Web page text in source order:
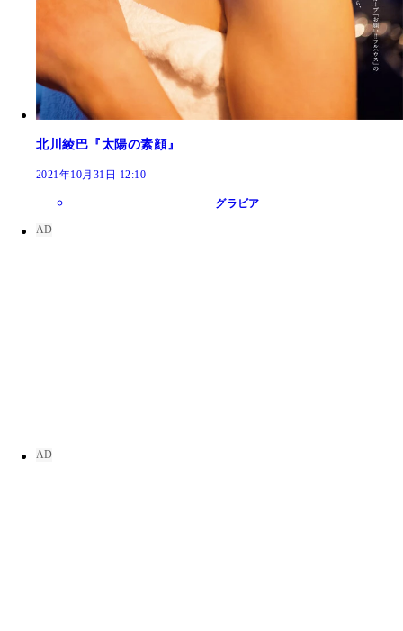
北川綾巴『太陽の素顔』
2021年10月31日 12:10
グラビア